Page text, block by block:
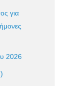
για
2026